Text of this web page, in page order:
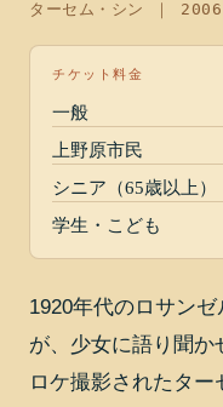
ターセム・シン ｜ 2006
チケット料金
一般
上野原市民
シニア（65歳以上）
学生・こども
1920年代のロサン
が、少女に語り聞か
ロケ撮影されたタ